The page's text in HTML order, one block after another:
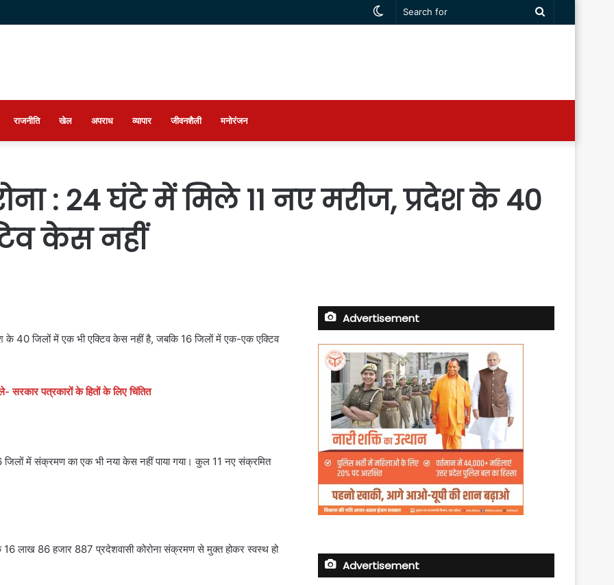
Search
Switch
राजनीति खेल अपराध व्यापार जीवनशैली मनोरंजन
: 24 घंटे में मिले 11 नए मरीज, प्रदेश के 40
केस नहीं
के 40 जिलों में एक भी एक्टिव केस नहीं है, जबकि 16 जिलों में एक-एक एक्टिव
सरकार पत्रकारों के हितों के लिए चिंतित
में संक्रमण का एक भी नया केस नहीं पाया गया। कुल 11 नए संक्रमित
लाख 86 हजार 887 प्रदेशवासी कोरोना संक्रमण से मुक्त होकर स्वस्थ हो
Advertisement
Advertisement